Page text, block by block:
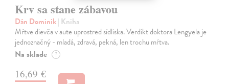
Krv sa stane zábavou
Dán Dominik| Kniha
Mŕtve dievča v aute uprostred sídliska. Verdikt doktora Lengyela je
jednoznačný - mladá, zdravá, pekná, len trochu mŕtva.
Na sklade ?
16,69 €